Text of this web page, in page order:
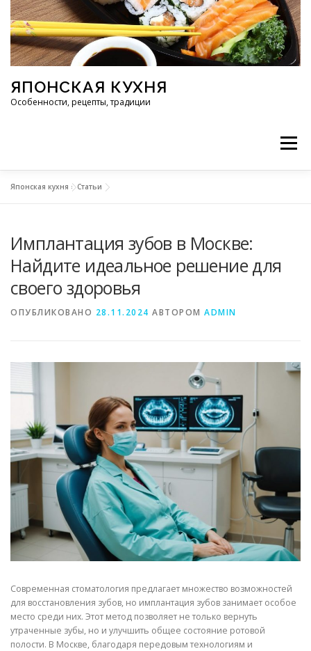
Перейти к содержимому
ЯПОНСКАЯ КУХНЯ
Особенности, рецепты, традиции
Меню
РЕЦЕПТЫ ТРАДИЦИИ СТАТЬИ
Японская кухня »Статьи
Имплантация зубов в Москве:
Найдите идеальное решение для
своего здоровья
ОПУБЛИКОВАНО 28.11.2024 АВТОРОМ ADMIN
Современная стоматология предлагает множество возможностей
для восстановления зубов, но имплантация зубов занимает особое
место среди них. Этот метод позволяет не только вернуть
утраченные зубы, но и улучшить общее состояние ротовой
полости. В Москве, благодаря передовым технологиям и